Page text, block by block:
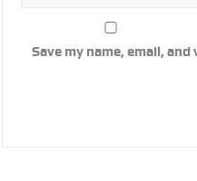
Save my name, email,